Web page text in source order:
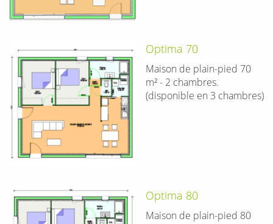
Optima 70
Maison de plain-pied 70
m² - 2 chambres.
(disponible en 3 chambres)
Optima 80
Maison de plain-pied 80